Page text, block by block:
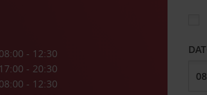
08:00 - 12:30
17:00 - 20:30
08:00 - 12:30